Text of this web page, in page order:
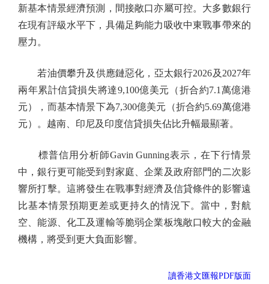
新基本情景經濟預測，間接敞口亦屬可控。大多數銀行
在現有評級水平下，具備足夠能力吸收中東戰事帶來的
壓力。
若油價攀升及供應鏈惡化，亞太銀行2026及2027年
兩年累計信貸損失將達9,100億美元（折合約7.1萬億港
元），而基本情景下為7,300億美元（折合約5.69萬億港
元）。越南、印尼及印度信貸損失佔比升幅最顯著。
標普信用分析師Gavin Gunning表示，在下行情景
中，銀行更可能受到對家庭、企業及政府部門的二次影
響所打擊。這將發生在戰事對經濟及信貸條件的影響遠
比基本情景預期更差或更持久的情況下。當中，對航
空、能源、化工及運輸等脆弱企業板塊敞口較大的金融
機構，將受到更大負面影響。
讀香港文匯報PDF版面